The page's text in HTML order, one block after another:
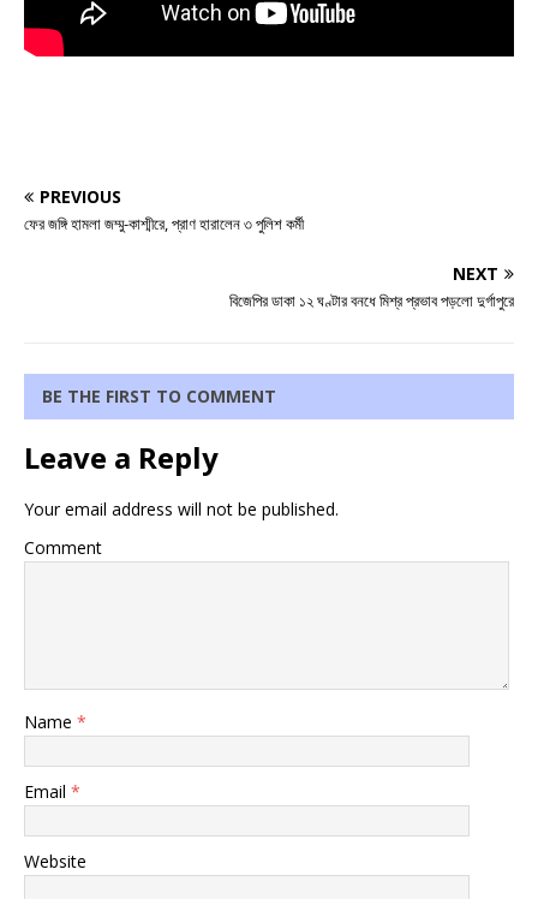
PREVIOUS
ফের জঙ্গি হামলা জম্মু-কাশ্মীরে, প্রাণ হারালেন ৩ পুলিশ কর্মী
NEXT
বিজেপির ডাকা ১২ ঘণ্টার বনধে মিশ্র প্রভাব পড়লো দুর্গাপুরে
BE THE FIRST TO COMMENT
Leave a Reply
Your email address will not be published.
Comment
Name *
Email *
Website